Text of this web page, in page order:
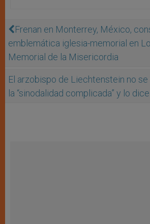
Frenan en Monterrey, México,
emblemática iglesia-memorial en
Memorial de la Misericordia
El arzobispo de Liechtenstein no
la “sinodalidad complicada” y lo